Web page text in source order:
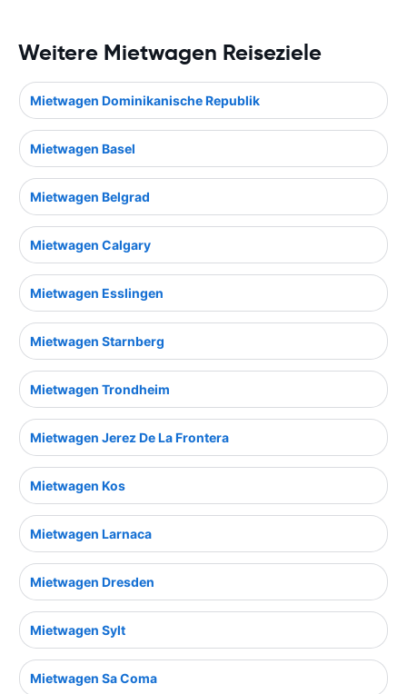
Weitere Mietwagen Reiseziele
Mietwagen Dominikanische Republik
Mietwagen Basel
Mietwagen Belgrad
Mietwagen Calgary
Mietwagen Esslingen
Mietwagen Starnberg
Mietwagen Trondheim
Mietwagen Jerez De La Frontera
Mietwagen Kos
Mietwagen Larnaca
Mietwagen Dresden
Mietwagen Sylt
Mietwagen Sa Coma